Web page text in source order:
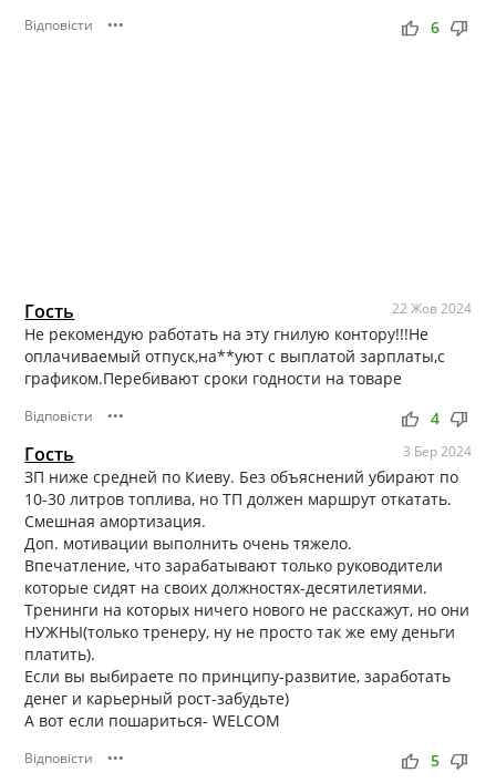
Відповісти ••• thumb_up thumb_down
6
Гость 22 Жов 2024
Не рекомендую работать на эту гнилую контору!!!Не
оплачиваемый отпуск,на**уют с выплатой зарплаты,с
графиком.Перебивают сроки годности на товаре
Відповісти ••• thumb_up thumb_down
4
Гость 3 Бер 2024
ЗП ниже средней по Киеву. Без объяснений убирают по
10-30 литров топлива, но ТП должен маршрут откатать.
Смешная амортизация.
Доп. мотивации выполнить очень тяжело.
Впечатление, что зарабатывают только руководители
которые сидят на своих должностях-десятилетиями.
Тренинги на которых ничего нового не расскажут, но они
НУЖНЫ(только тренеру, ну не просто так же ему деньги
платить).
Если вы выбираете по принципу-развитие, заработать
денег и карьерный рост-забудьте)
А вот если пошариться- WELCOM
Відповісти ••• thumb_up thumb_down
5